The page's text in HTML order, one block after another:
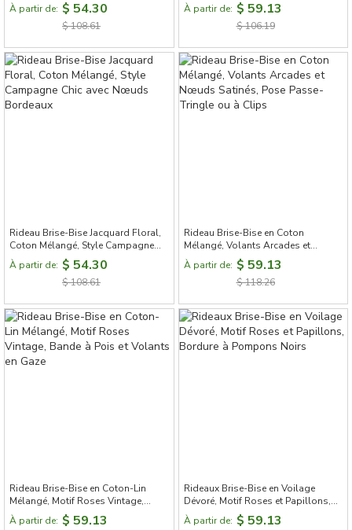
À partir de: $ 54.30
$ 108.61
À partir de: $ 59.13
$ 106.19
Rideau Brise-Bise Jacquard Floral,
Coton Mélangé, Style Campagne
Chic avec Nœuds Bordeaux
À partir de: $ 54.30
$ 108.61
Rideau Brise-Bise en Coton
Mélangé, Volants Arcades et
Nœuds Satinés, Pose Passe-Tringle
ou à Clips
À partir de: $ 59.13
$ 118.26
Rideau Brise-Bise en Coton-Lin
Mélangé, Motif Roses Vintage,
Bande à Pois et Volants en Gaze
À partir de: $ 59.13
Rideaux Brise-Bise en Voilage
Dévoré, Motif Roses et Papillons,
Bordure à Pompons Noirs
À partir de: $ 59.13